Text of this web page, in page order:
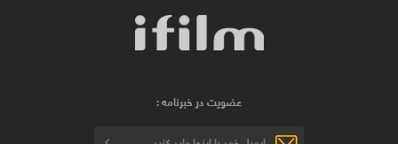
عضویت در خبرنامه :